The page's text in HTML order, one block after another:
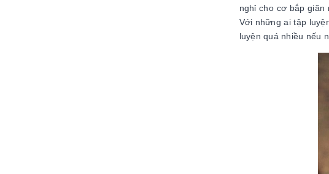
nghỉ cho cơ bắp giãn
Với những ai tập
luyện quá nhiều nếu